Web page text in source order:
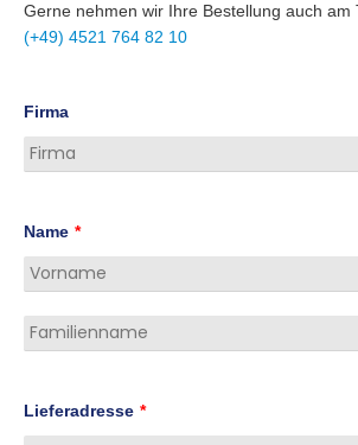
Gerne nehmen wir Ihre Bestellung auch am
(+49) 4521 764 82 10
Firma
Name *
Lieferadresse *